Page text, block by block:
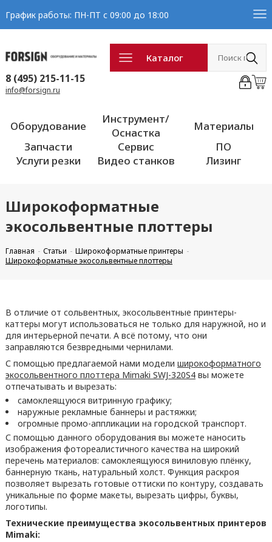
График работы: ПН-ПТ с 09:00 до 18:00
Каталог
8 (495) 215-11-15
info@forsign.ru
Оборудование
Инструмент/
Оснастка
Материалы
Запчасти
Сервис
ПО
Услуги резки
Видео станков Лизинг
Широкоформатные
экосольвентные плоттеры
Главная Статьи
Широкоформатные принтеры
Широкоформатные экосольвентные плоттеры
В отличие от сольвентных, экосольвентные принтеры-
каттеры могут использоваться не только для наружной, но и
для интерьерной печати. А всё потому, что они
заправляются безвредными чернилами.
С помощью предлагаемой нами модели широкоформатного
экосольвентного плоттера Mimaki SWJ-320S4вы можете
отпечатывать и вырезать:
самоклеящуюся витринную графику;
наружные рекламные баннеры и растяжки;
огромные промо-аппликации на городской транспорт.
С помощью данного оборудования вы можете наносить
изображения фотореалистичного качества на широкий
перечень материалов: самоклеящуюся виниловую плёнку,
баннерную ткань, натуральный холст. Функция раскроя
позволяет вырезать готовые оттиски по контуру, создавать
уникальные по форме макеты, вырезать цифры, буквы,
логотипы.
Технические преимущества экосольвентных принтеров
Mimaki: